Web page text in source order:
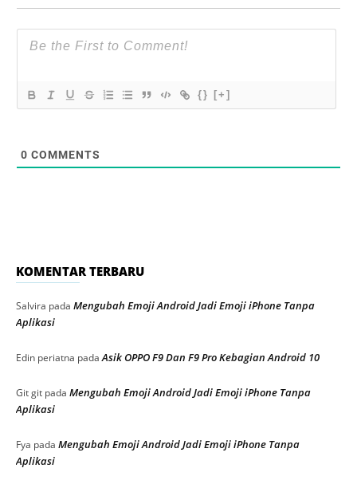
{} [+]
0 COMMENTS
KOMENTAR TERBARU
Salvira pada Mengubah Emoji Android Jadi Emoji iPhone Tanpa
Aplikasi
Edin periatna padaAsik OPPO F9 Dan F9 Pro Kebagian Android 10
Git git pada Mengubah Emoji Android Jadi Emoji iPhone Tanpa
Aplikasi
Fya pada Mengubah Emoji Android Jadi Emoji iPhone Tanpa
Aplikasi